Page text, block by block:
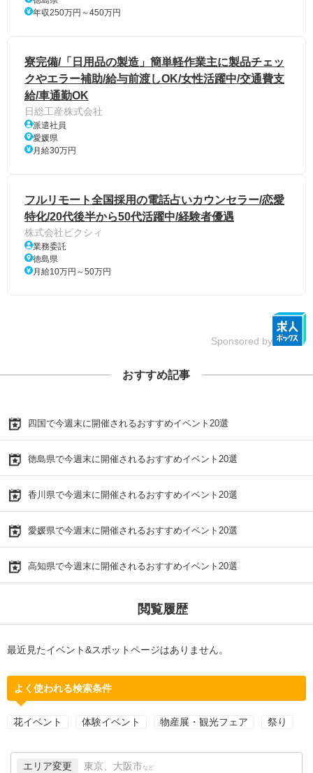
年収250万円～450万円
寮完備/「日用品の製造」簡単軽作業主に製品チェッ
クやエラー補助/給与前渡しOK/女性活躍中/交通費支
給/車通勤OK
日総工産株式会社
派遣社員
愛媛県
月給30万円
フルリモート全国採用の電話占いカウンセラー/恋愛
特化/20代後半から50代活躍中/経験者優遇
株式会社ピクシィ
業務委託
徳島県
月給10万円～50万円
Sponsored by
おすすめ記事
四国で今週末に開催されるおすすめイベント20選
徳島県で今週末に開催されるおすすめイベント20選
香川県で今週末に開催されるおすすめイベント20選
愛媛県で今週末に開催されるおすすめイベント20選
高知県で今週末に開催されるおすすめイベント20選
閲覧履歴
最近見たイベント&スポットページはありません。
よく使われる検索条件
花イベント 体験イベント 物産展・観光フェア 祭り
エリア変更 東京、大阪市 など